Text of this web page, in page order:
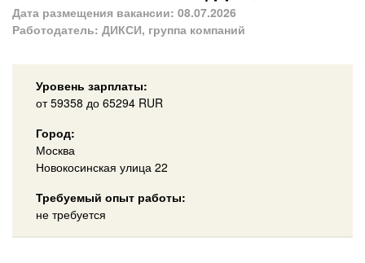
Дата размещения вакансии: 08.07.2026
Работодатель: ДИКСИ, группа компаний
Уровень зарплаты:
от59358 до 65294 RUR
Город:
Москва
Новокосинская улица 22
Требуемый опыт работы:
не требуется